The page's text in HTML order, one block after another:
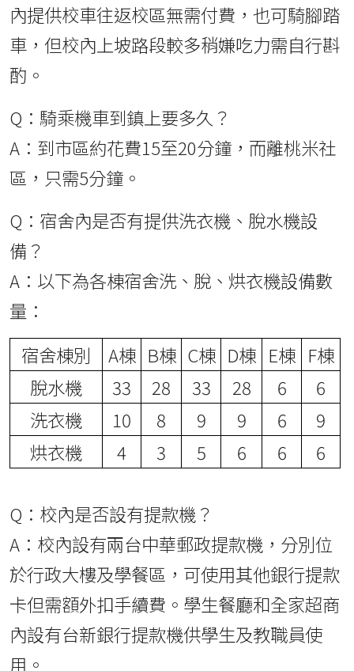
內提供校車往返校區無需付費，也可騎腳踏
車，但校內上坡路段較多稍嫌吃力需自行斟
酌。
Q：騎乘機車到鎮上要多久？
A：到市區約花費15至20分鐘，而離桃米社
區，只需5分鐘。
Q：宿舍內是否有提供洗衣機、脫水機設
備？
A：以下為各棟宿舍洗、脫、烘衣機設備數
量：
宿舍棟別
A棟 B棟 C棟 D棟 E棟 F棟
脫水機
33 28 33 28 6
6
洗衣機
10 8 9 9 6
9
烘衣機
4 3 5 6 6 6
Q：校內是否設有提款機？
A：校內設有兩台中華郵政提款機，分別位
於行政大樓及學餐區，可使用其他銀行提款
卡但需額外扣手續費。學生餐廳和全家超商
內設有台新銀行提款機供學生及教職員使
用。